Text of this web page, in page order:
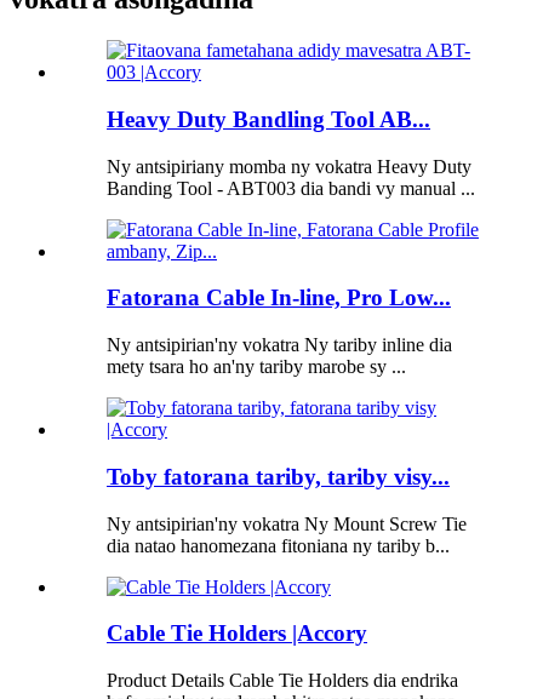
Heavy Duty Bandling Tool AB...
Ny antsipiriany momba ny vokatra Heavy Duty
Banding Tool - ABT003 dia bandi vy manual ...
Fatorana Cable In-line, Pro Low...
Ny antsipirian'ny vokatra Ny tariby inline dia
mety tsara ho an'ny tariby marobe sy ...
Toby fatorana tariby, tariby visy...
Ny antsipirian'ny vokatra Ny Mount Screw Tie
dia natao hanomezana fitoniana ny tariby b...
Cable Tie Holders |Accory
Product Details Cable Tie Holders dia endrika